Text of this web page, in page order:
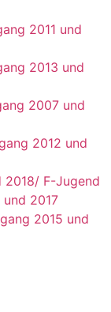
2011 und
2013 und
2007 und
2012 und
2018/ F-Jugend
2017
2015 und